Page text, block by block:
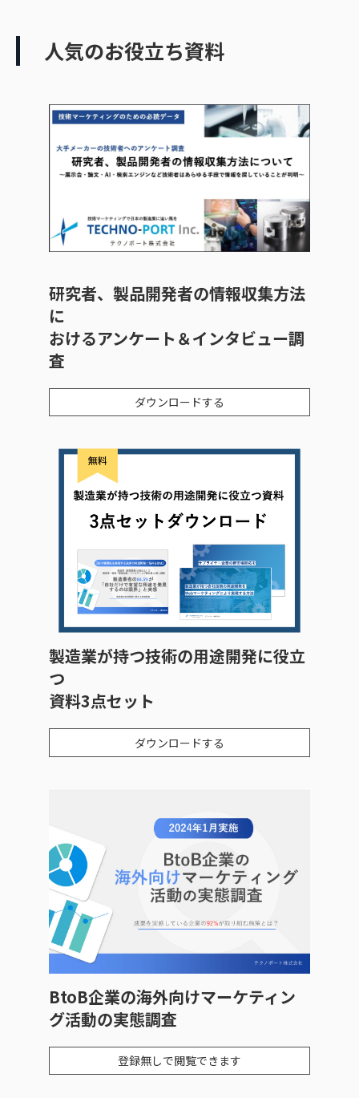
人気のお役立ち資料
研究者、製品開発者の情報収集方法
に
おけるアンケート＆インタビュー調
査
ダウンロードする
製造業が持つ技術の用途開発に役立
つ
資料3点セット
ダウンロードする
BtoB企業の海外向けマーケティン
グ活動の実態調査
登録無しで閲覧できます